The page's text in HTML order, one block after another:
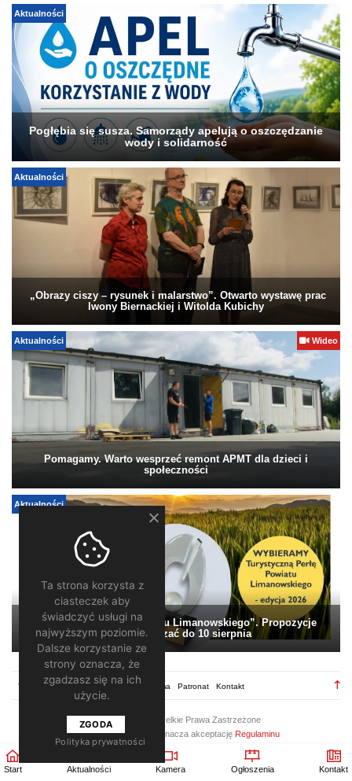
Start Aktualności Kamera Ogłoszenia Kontakt
Aktualności
Pogłębia się susza. Samorządy apelują o oszczędzanie
wody i solidarność
Aktualności
„Obrazy ciszy – rysunek i malarstwo”. Otwarto wystawę prac
Iwony Biernackiej i Witolda Kubichy
Aktualności Wideo
Pomagamy. Warto wesprzeć remont APMT dla dzieci i
społeczności
Aktualności
„Turystyczna Perła Powiatu Limanowskiego”. Propozycje
można zgłaszać do 10 sierpnia
Regulamin Redakcja Reklama Patronat Kontakt
2026 ©
/ Wszelkie Prawa Zastrzeżone
Korzystanie z portalu oznacza akceptację Regulaminu
Ta strona korzysta z
ciasteczek aby
świadczyć usługi na
najwyższym poziomie.
Dalsze korzystanie ze
strony oznacza, że
zgadzasz się na ich
użycie.
ZGODA
Polityka prywatności